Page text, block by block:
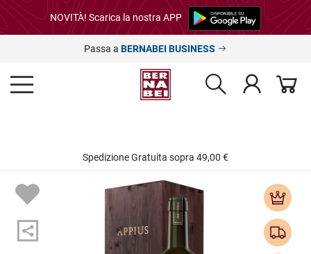
NOVITÀ! Scarica la nostra APP
Passa a BERNABEI BUSINESS
Spedizione Gratuita sopra 49,00 €